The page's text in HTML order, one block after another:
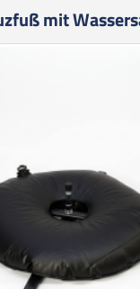
mit